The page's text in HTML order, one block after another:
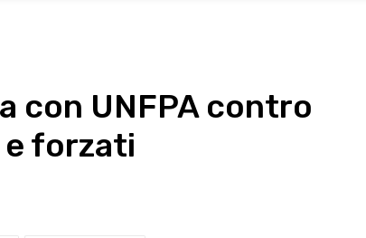
con UNFPA contro
forzati